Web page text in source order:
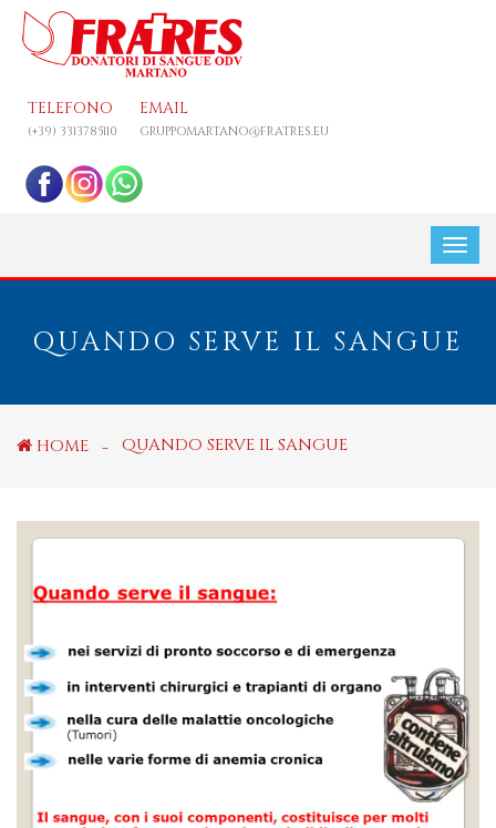
TELEFONO
(+39) 3313785110
EMAIL
GRUPPOMARTANO@FRATRES.EU
QUANDO SERVE IL SANGUE
HOME QUANDO SERVE IL SANGUE